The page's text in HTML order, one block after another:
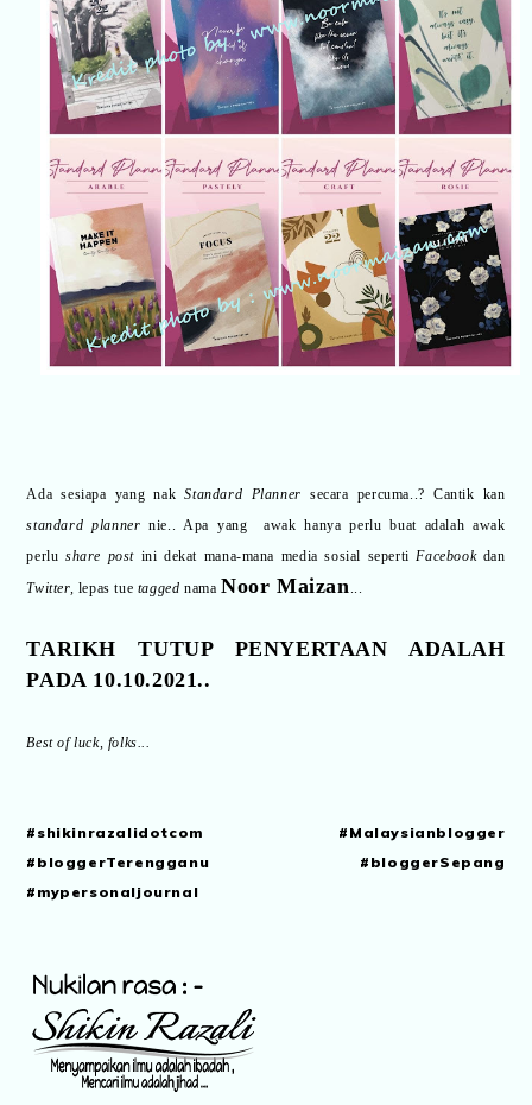
Ada sesiapa yang nakStandard Planner secara percuma..? Cantik kan
standard plannernie.. Apa yang awak hanya perlu buat adalah awak
perlushare post ini dekat mana-mana media sosial seperti Facebook dan
Twitter, lepas tue taggednama Noor Maizan
TARIKH TUTUP PENYERTAAN ADALAH
PADA 10.10.2021..
Best of luck, folks...
#shikinrazalidotcom #Malaysianblogger
#bloggerTerengganu #bloggerSepang
#mypersonaljournal